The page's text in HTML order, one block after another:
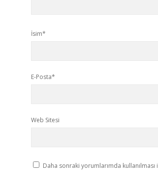
İsim*
E-Posta*
Web Sitesi
Daha sonraki yorumlarımda